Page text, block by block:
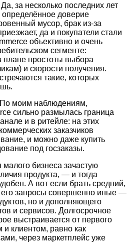
Да, за несколько последних лет
доверие
мусор, брак из-за
да и покупатели стали
объективно и очень
сегменте:
плане простоты выбора
и скорости получения.
такие, которых
По моим наблюдениям,
сильно размылась граница
и в ритейле: на этих
заказчиков
и можно даже купить
под госзаказы.
малого бизнеса зачастую
продукта, — и тогда
А вот если брать средний,
его запросы совершенно иные —
но и дополняющего
и сервисов. Долгосрочное
выстраивается от первого
клиентом, равно как
через маркетплейс уже